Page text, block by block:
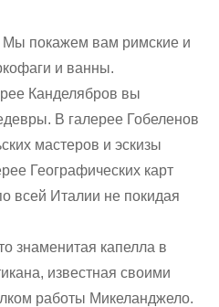
Мы покажем вам римские и
и ванны.
Канделябров вы
В галерее Гобеленов
мастеров и эскизы
Географических карт
всей Италии не покидая
знаменитая капелла в
известная своими
работы Микеланджело.